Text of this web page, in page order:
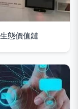
態價值鏈